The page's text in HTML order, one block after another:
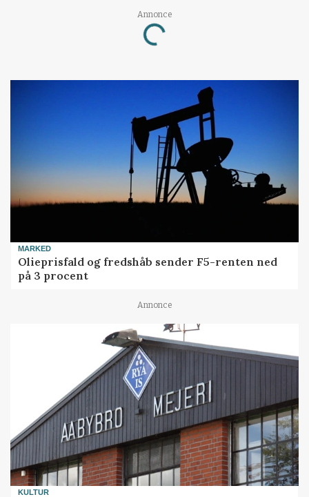
Annonce
Loading...
MARKED
Olieprisfald og fredshåb sender F5-renten ned
på 3 procent
Annonce
KULTUR